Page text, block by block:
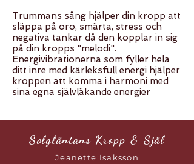
Trummans sång hjälper din kropp att
släppa på oro, smärta, stress och
negativa tankar då den kopplar in sig
på din kropps "melodi".
Energivibrationerna som fyller hela
ditt inre med kärleksfull energi hjälper
kroppen att komma i harmoni med
sina egna självläkande energier
Solgläntans Kropp & Själ
Jeanette Isaksson